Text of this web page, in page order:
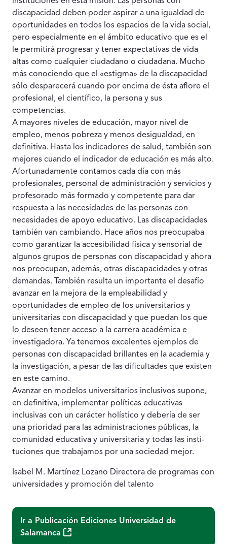
discapacidad deben poder aspirar a una igualdad de
oportunidades en todos los espacios de la vida social,
pero espe­cialmente en el ámbito educativo que es el
le permitirá progresar y tener expectativas de vida
altas como cualquier ciudadano o ciuda­dana. Mucho
más conociendo que el «estigma» de la discapacidad
sólo desparecerá cuando por encima de ésta aflore el
profesional, el científico, la persona y sus
competencias.
A mayores niveles de educación, mayor nivel de
empleo, me­nos pobreza y menos desigualdad, en
definitiva. Hasta los indi­cadores de salud, también son
mejores cuando el indicador de educación es más alto.
Afortunadamente contamos cada día con más
profesionales, personal de administración y servicios y
profesorado más forma­do y competente para dar
respuesta a las necesidades de las per­sonas con
necesidades de apoyo educativo. Las discapacidades
también van cambiando. Hace años nos preocupaba
como garan­tizar la accesibilidad física y sensorial de
algunos grupos de perso­nas con discapacidad y ahora
nos preocupan, además, otras dis­capacidades y otras
demandas. También resulta un importante el desafío
avanzar en la mejora de la empleabilidad y
oportunidades de empleo de los universitarios y
universitarias con discapacidad y que puedan los que
lo deseen tener acceso a la carrera académi­ca e
investigadora. Ya tenemos excelentes ejemplos de
personas con discapacidad brillantes en la academia y
la investigación, a pe­sar de las dificultades que existen
en este camino.
Avanzar en modelos universitarios inclusivos supone,
en defi­nitiva, implementar políticas educativas
inclusivas con un carácter holístico y debería de ser
una prioridad para las administraciones públicas, la
comunidad educativa y universitaria y todas las insti­
tuciones que trabajamos por una sociedad mejor.
Isabel M. Martínez Lozano Directora de programas con
universidades y promoción del talento
Ir a Publicación Ediciones Universidad de
Salamanca
(Abre una nueva ventana)